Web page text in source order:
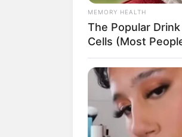
MEMORY HEALTH
The Popular
Cells (Most